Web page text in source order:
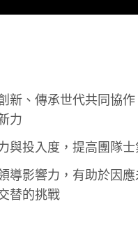
新、傳承世代共同協
力
與投入度，提高團隊
導影響力，有助於因
替的挑戰